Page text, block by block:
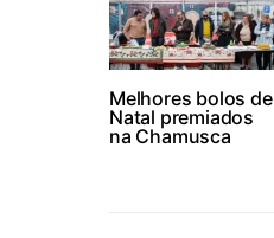
Melhores bolos de
Natal premiados
na Chamusca